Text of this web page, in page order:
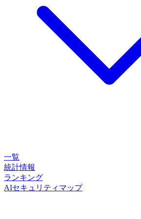
一覧
統計情報
ランキング
AIセキュリティマップ